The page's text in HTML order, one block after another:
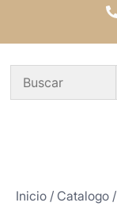
Inicio / Catalogo /